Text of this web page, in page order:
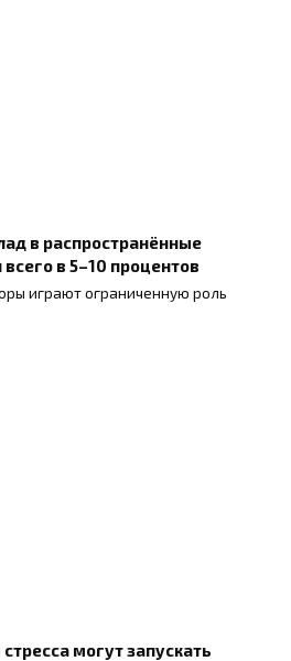
в распространённые
в 5–10 процентов
играют ограниченную роль
могут запускать